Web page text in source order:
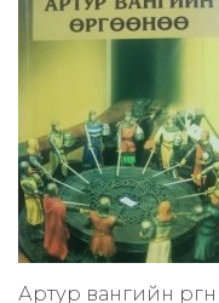
Артур вангийн өргөөнөө